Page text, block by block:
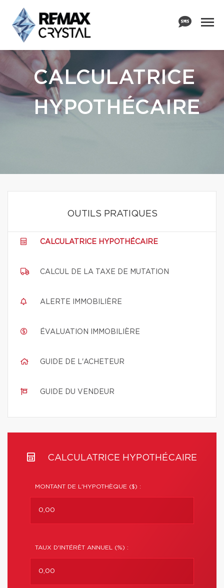
CALCULATRICE
HYPOTHÉCAIRE
OUTILS PRATIQUES
CALCULATRICE HYPOTHÉCAIRE
CALCUL DE LA TAXE DE MUTATION
ALERTE IMMOBILIÈRE
ÉVALUATION IMMOBILIÈRE
GUIDE DE L'ACHETEUR
GUIDE DU VENDEUR
CALCULATRICE HYPOTHÉCAIRE
MONTANT DE L'HYPOTHÈQUE ($) :
TAUX D'INTÉRÊT ANNUEL (%) :